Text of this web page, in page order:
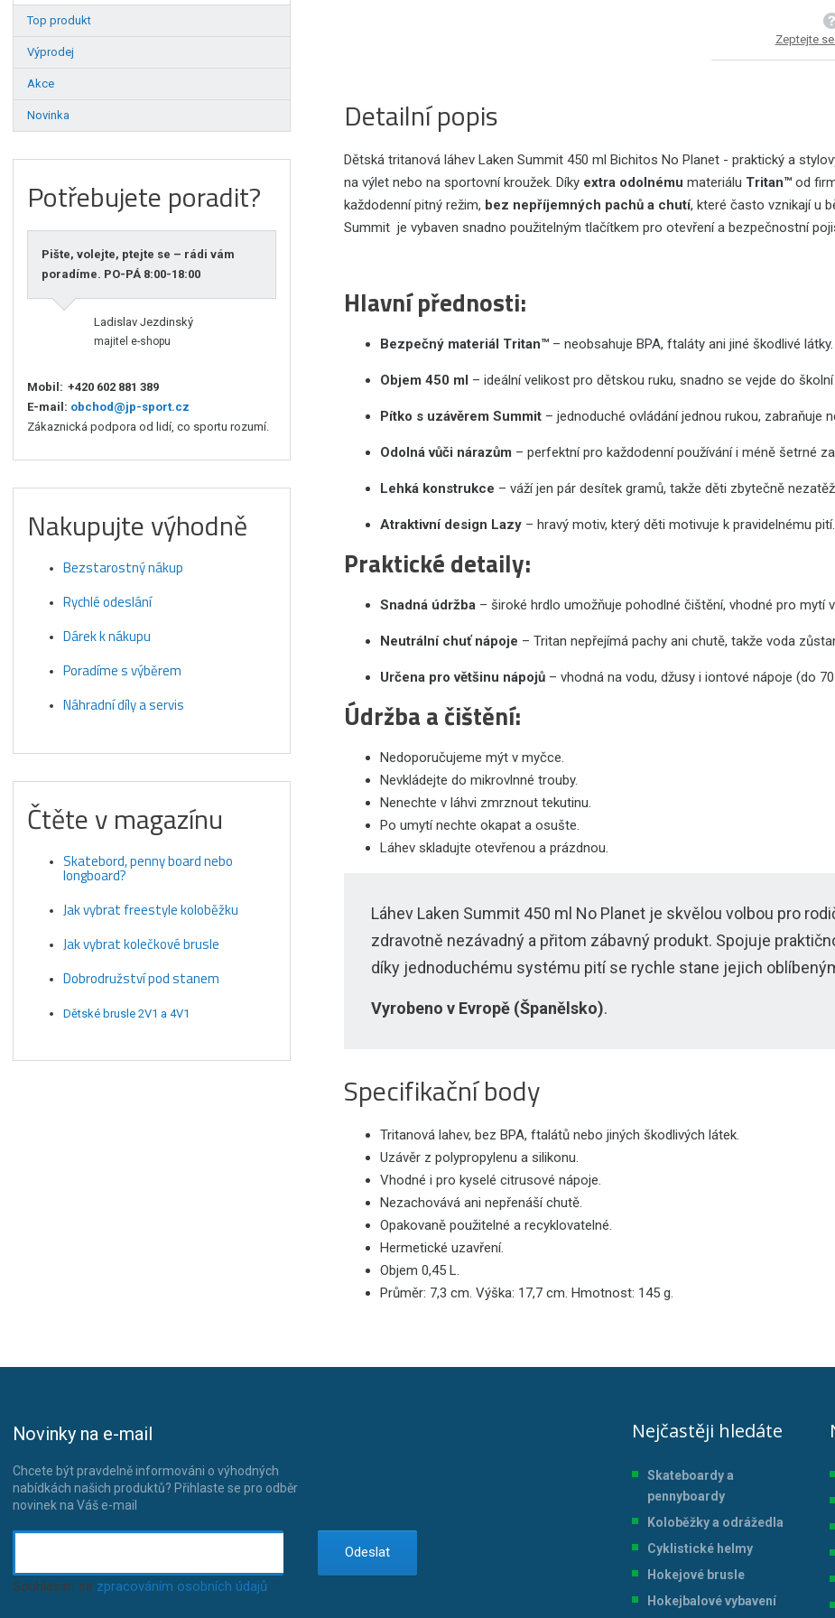
Zeptejte
Detailní popis
Dětská tritanová láhev Laken Summit 450 ml Bichitos No Planet - praktický a
na výlet nebo na sportovní kroužek. Díky extra odolnému materiálu Tritan™ od
každodenní pitný režim, bez nepříjemných pachů a chutí, které často vznikají u
Summit je vybaven snadno použitelným tlačítkem pro otevření a bezpečnostní
Hlavní přednosti:
Bezpečný materiál Tritan™ – neobsahuje BPA, ftaláty ani jiné škodlivé látky.
Objem 450 ml – ideální velikost pro dětskou ruku, snadno se vejde do
Pítko s uzávěrem Summit – jednoduché ovládání jednou rukou, zabraňuje
Odolná vůči nárazům – perfektní pro každodenní používání i méně šetrné
Lehká konstrukce – váží jen pár desítek gramů, takže děti zbytečně
Atraktivní design Lazy – hravý motiv, který děti motivuje k pravidelnému pití.
Praktické detaily:
Snadná údržba – široké hrdlo umožňuje pohodlné čištění, vhodné pro
Neutrální chuť nápoje – Tritan nepřejímá pachy ani chutě, takže voda
Určena pro většinu nápojů – vhodná na vodu, džusy i iontové nápoje (do 70
Údržba a čištění:
Nedoporučujeme mýt v myčce.
Nevkládejte do mikrovlnné trouby.
Nenechte v láhvi zmrznout tekutinu.
Po umytí nechte okapat a osušte.
Láhev skladujte otevřenou a prázdnou.
Láhev Laken Summit 450 ml No Planet je skvělou volbou pro
zdravotně nezávadný a přitom zábavný produkt. Spojuje
díky jednoduchému systému pití se rychle stane jejich
Vyrobeno v Evropě (Španělsko).
Specifikační body
Tritanová lahev, bez BPA, ftalátů nebo jiných škodlivých látek.
Uzávěr z polypropylenu a silikonu.
Vhodné i pro kyselé citrusové nápoje.
Nezachovává ani nepřenáší chutě.
Opakovaně použitelné a recyklovatelné.
Hermetické uzavření.
Objem 0,45 L.
Průměr: 7,3 cm. Výška: 17,7 cm. Hmotnost: 145 g.
Top produkt
Výprodej
Akce
Novinka
Potřebujete poradit?
Pište, volejte, ptejte se – rádi vám
poradíme. PO-PÁ 8:00-18:00
Ladislav Jezdinský
majitel e-shopu
Mobil: +420 602 881 389
E-mail: obchod@jp-sport.cz
Zákaznická podpora od lidí, co sportu rozumí.
Nakupujte výhodně
Bezstarostný nákup
Rychlé odeslání
Dárek k nákupu
Poradíme s výběrem
Náhradní díly a servis
Čtěte v magazínu
Skatebord, penny board nebo
longboard?
Jak vybrat freestyle koloběžku
Jak vybrat kolečkové brusle
Dobrodružství pod stanem
Dětské brusle 2V1 a 4V1
Novinky na e-mail
Chcete být pravdelně informováni o výhodných
nabídkách našich produktů? Přihlaste se pro odběr
novinek na Váš e-mail
Odeslat
Souhlasím se zpracováním osobních údajů.
Nejčastěji hledáte
Skateboardy a
pennyboardy
Koloběžky a odrážedla
Cyklistické helmy
Hokejové brusle
Hokejbalové vybavení